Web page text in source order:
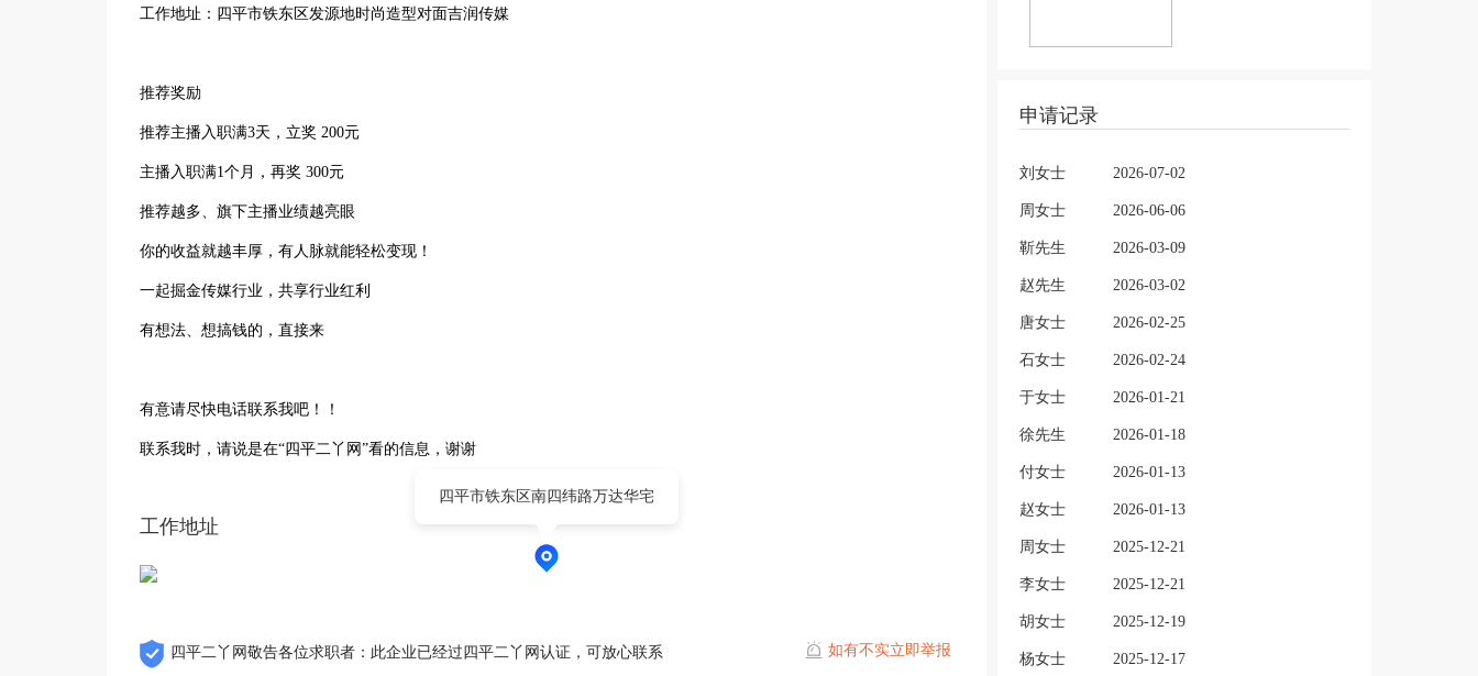
工作地址：四平市铁东区发源地时尚造型对面吉润传媒
推荐奖励
推荐主播入职满3天，立奖 200元
主播入职满1个月，再奖 300元
推荐越多、旗下主播业绩越亮眼
你的收益就越丰厚，有人脉就能轻松变现！
一起掘金传媒行业，共享行业红利
有想法、想搞钱的，直接来
有意请尽快电话联系我吧！！
联系我时，请说是在“四平二丫网”看的信息，谢谢
工作地址
四平市铁东区南四纬路万达华宅
四平二丫网敬告各位求职者：此企业已经过四平二丫网认证，可放心联系 如有不实立即举报
申请记录
刘女士 2026-07-02
周女士 2026-06-06
靳先生 2026-03-09
赵先生 2026-03-02
唐女士 2026-02-25
石女士 2026-02-24
于女士 2026-01-21
徐先生 2026-01-18
付女士 2026-01-13
赵女士 2026-01-13
周女士 2025-12-21
李女士 2025-12-21
胡女士 2025-12-19
杨女士 2025-12-17